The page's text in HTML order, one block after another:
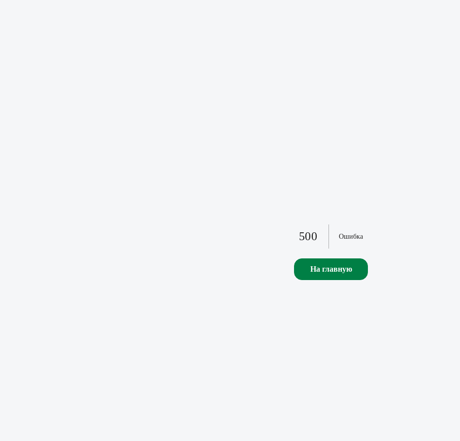
500 Ошибка
На главную